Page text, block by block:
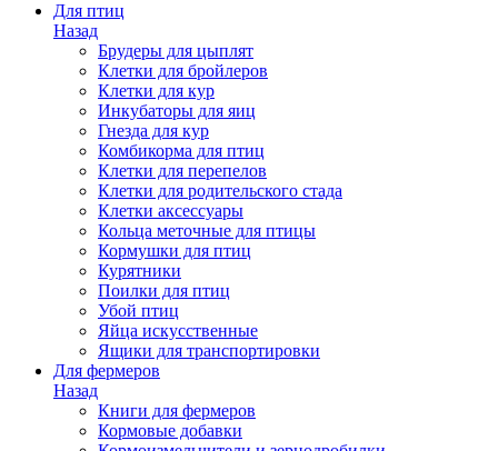
Для птиц
Назад
Брудеры для цыплят
Клетки для бройлеров
Клетки для кур
Инкубаторы для яиц
Гнезда для кур
Комбикорма для птиц
Клетки для перепелов
Клетки для родительского стада
Клетки аксессуары
Кольца меточные для птицы
Кормушки для птиц
Курятники
Поилки для птиц
Убой птиц
Яйца искусственные
Ящики для транспортировки
Для фермеров
Назад
Книги для фермеров
Кормовые добавки